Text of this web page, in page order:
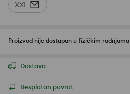
XXL
Proizvod nije dostupan u fizičkim radnjama
Dostava
Besplatan povrat